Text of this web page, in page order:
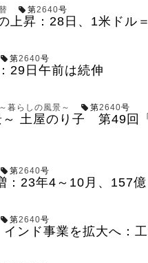
第2640号
上昇：28日、1米ドル
第2640号
29日午前は続伸
暮らしの風景～ 第2640号
～ 土屋のり子 第49回
第2640号
：23年4～10月、157
第2640号
ンド事業を拡大へ：